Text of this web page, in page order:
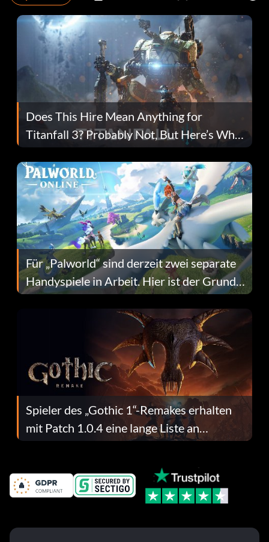
Does This Hire Mean Anything for
Titanfall 3? Probably Not, But Here’s Why
Fans Are Hopeful
Für „Palworld“ sind derzeit zwei separate
Handyspiele in Arbeit. Hier ist der Grund
dafür.
Spieler des „Gothic 1“-Remakes erhalten
mit Patch 1.0.4 eine lange Liste an
Fehlerbehebungen